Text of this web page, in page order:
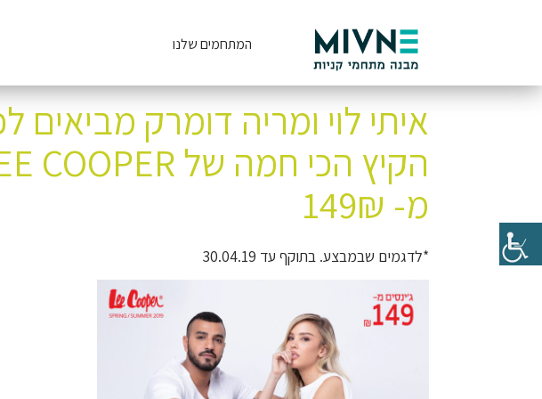
המתחמים שלנו
איתי לוי ומריה דומרק מביאים
מ- 149₪
*לדגמים שבמבצע. בתוקף עד 30.04.19